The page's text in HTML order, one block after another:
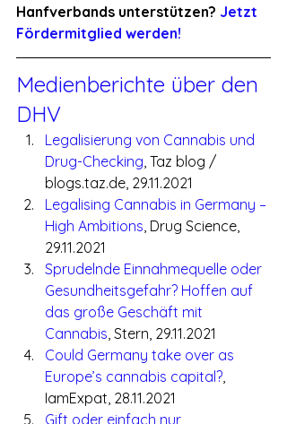
Hanfverbands unterstützen? Jetzt
Fördermitglied werden!
Medienberichte über den
DHV
Legalisierung von Cannabis und
Drug-Checking, Taz blog /
blogs.taz.de, 29.11.2021
Legalising Cannabis in Germany –
High Ambitions, Drug Science,
29.11.2021
Sprudelnde Einnahmequelle oder
Gesundheitsgefahr? Hoffen auf
das große Geschäft mit
Cannabis, Stern, 29.11.2021
Could Germany take over as
Europe’s cannabis capital?,
IamExpat, 28.11.2021
Gift oder einfach nur